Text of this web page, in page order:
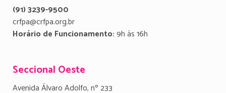
(91) 3239-9500
crfpa@crfpa.org.br
Horário de Funcionamento:9h às 16h
Seccional Oeste
Avenida Álvaro Adolfo, nº 233